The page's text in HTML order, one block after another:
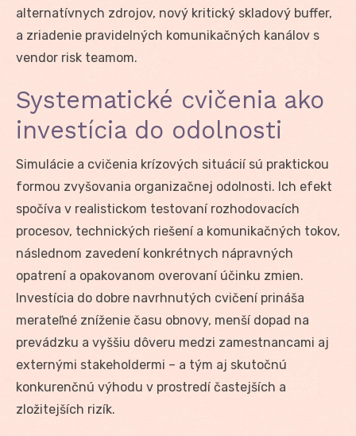
alternatívnych zdrojov, nový kritický skladový buffer,
a zriadenie pravidelných komunikačných kanálov s
vendor risk teamom.
Systematické cvičenia ako
investícia do odolnosti
Simulácie a cvičenia krízových situácií sú praktickou
formou zvyšovania organizačnej odolnosti. Ich efekt
spočíva v realistickom testovaní rozhodovacích
procesov, technických riešení a komunikačných tokov,
následnom zavedení konkrétnych nápravných
opatrení a opakovanom overovaní účinku zmien.
Investícia do dobre navrhnutých cvičení prináša
merateľné zníženie času obnovy, menší dopad na
prevádzku a vyššiu dôveru medzi zamestnancami aj
externými stakeholdermi – a tým aj skutočnú
konkurenčnú výhodu v prostredí častejších a
zložitejších rizík.